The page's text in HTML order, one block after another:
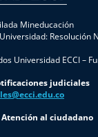
Mineducación
Resolución
Universidad ECCI –
judiciales
al ciudadano